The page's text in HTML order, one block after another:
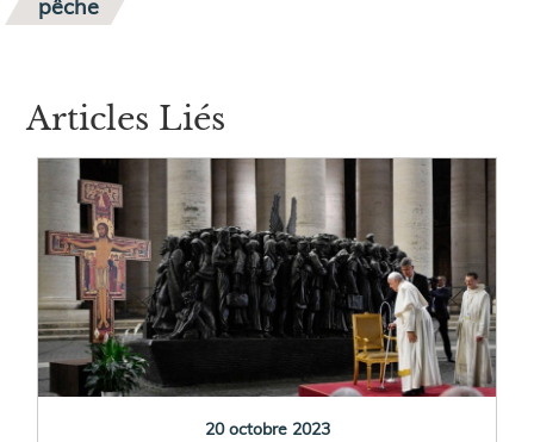
Articles Liés
20 octobre 2023